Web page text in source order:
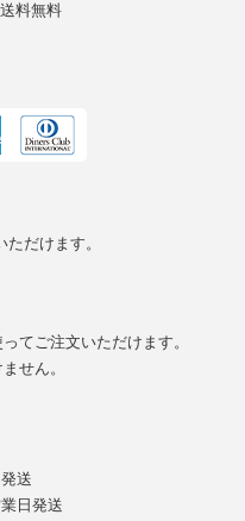
料無料
だけます。
てご注文いただけます。
せん。
送
日発送